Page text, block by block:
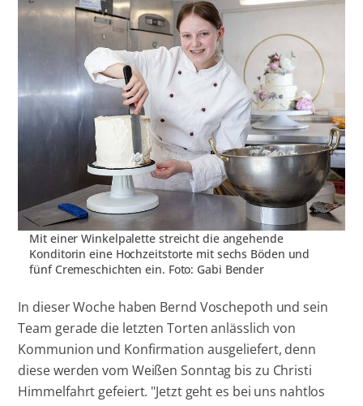
Mit einer Winkelpalette streicht die angehende
Konditorin eine Hochzeitstorte mit sechs Böden und
fünf Cremeschichten ein. Foto: Gabi Bender
In dieser Woche haben Bernd Voschepoth und sein
Team gerade die letzten Torten anlässlich von
Kommunion und Konfirmation ausgeliefert, denn
diese werden vom Weißen Sonntag bis zu Christi
Himmelfahrt gefeiert. "Jetzt geht es bei uns nahtlos